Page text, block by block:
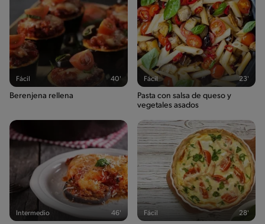
Fácil 40'
Berenjena rellena
Fácil 23'
Pasta con salsa de queso y
vegetales asados
Intermedio 46' Fácil 28'